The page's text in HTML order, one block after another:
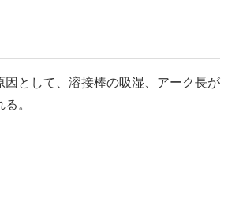
因として、溶接棒の吸湿、アーク長が
。